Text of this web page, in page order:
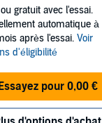
ou gratuit avec l'essai.
automatique à
après l'essai. Voir
d'éligibilité
pour 0,00 €